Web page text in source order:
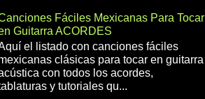
Fáciles Mexicanas Para Tocar
Guitarra ACORDES
el listado con canciones fáciles
clásicas para tocar en guitarra
con todos los acordes,
y tutoriales qu...